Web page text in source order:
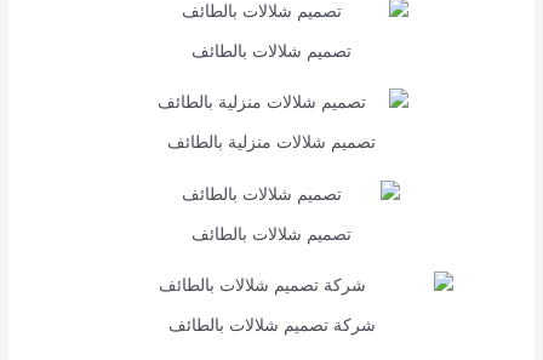
تصميم شلالات بالطائف
تصميم شلالات منزلية بالطائف
تصميم شلالات بالطائف
شركة تصميم شلالات بالطائف